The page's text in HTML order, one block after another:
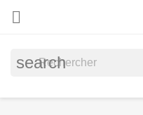

search